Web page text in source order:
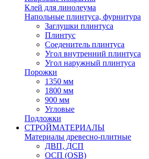
Клей для линолеума
Напольные плинтуса, фурнитура
Заглушки плинтуса
Плинтус
Соеденитель плинтуса
Угол внутренний плинтуса
Угол наружный плинтуса
Порожки
1350 мм
1800 мм
900 мм
Угловые
Подложки
СТРОЙМАТЕРИАЛЫ
Материалы древесно-плитные
ДВП, ДСП
ОСП (OSB)